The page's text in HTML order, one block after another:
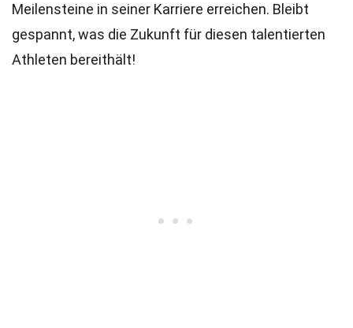
Meilensteine in seiner Karriere erreichen. Bleibt
gespannt, was die Zukunft für diesen talentierten
Athleten bereithält!